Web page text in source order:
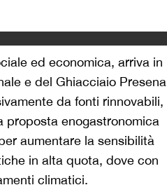
ed economica, arriva in
e del Ghiacciaio Presena
da fonti rinnovabili,
proposta enogastronomica
aumentare la sensibilità
in alta quota, dove con
climatici.